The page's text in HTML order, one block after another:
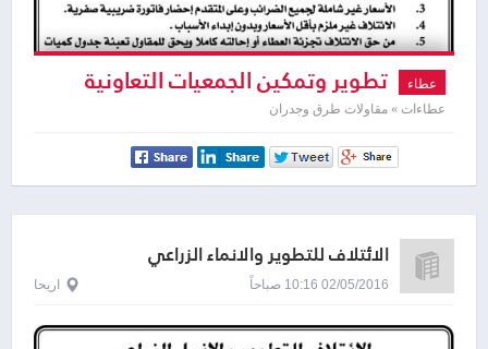
عطاء تطوير وتمكين الجمعيات التعاونية
الزراعية
عطاءات » مقاولات طرق وجدران
الائتلاف للتطوير والانماء الزراعي
02/05/2016 10:16 صباحاً اريحا